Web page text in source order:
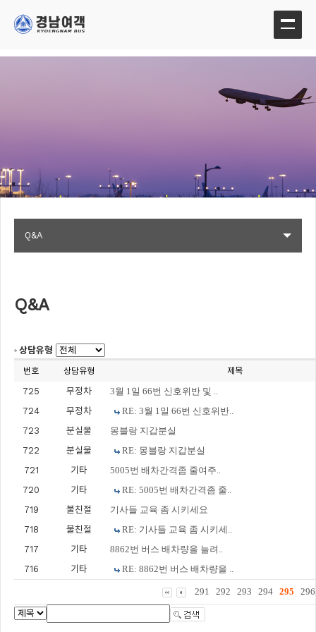
Q&A
Q&A
상담유형
번호 상담유형 제목
725 무정차
3월 1일 66번 신호위반 및 ..
724
무정차
RE: 3월 1일 66번 신호위반..
723
분실물
몽블랑 지갑분실
722
분실물
RE: 몽블랑 지갑분실
721
기타
5005번 배차간격좀 줄여주..
720
기타
RE: 5005번 배차간격좀 줄..
719
불친절
기사들 교육 좀 시키세요
718
불친절
RE: 기사들 교육 좀 시키세..
717
기타
8862번 버스 배차량을 늘려..
716
기타 RE: 8862번 버스 배차량을 ..
291 292 293 294 295 296